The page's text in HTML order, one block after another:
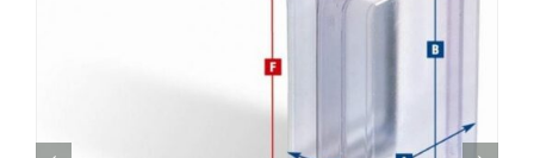
TILFØJ TIL KURV